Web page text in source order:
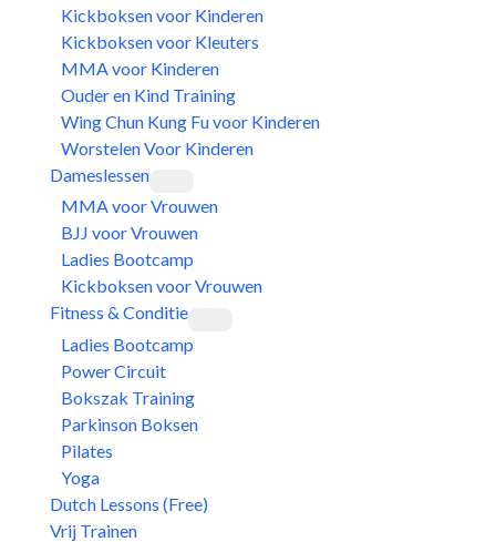
Kickboksen voor Kinderen
Kickboksen voor Kleuters
MMA voor Kinderen
Ouder en Kind Training
Wing Chun Kung Fu voor Kinderen
Worstelen Voor Kinderen
Dameslessen
MMA voor Vrouwen
BJJ voor Vrouwen
Ladies Bootcamp
Kickboksen voor Vrouwen
Fitness & Conditie
Ladies Bootcamp
Power Circuit
Bokszak Training
Parkinson Boksen
Pilates
Yoga
Dutch Lessons (Free)
Vrij Trainen